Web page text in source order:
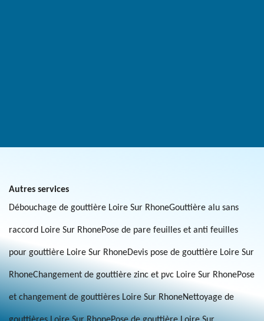
Autres services
Débouchage de gouttière Loire Sur RhoneGouttière alu sans
raccord Loire Sur RhonePose de pare feuilles et anti feuilles
pour gouttière Loire Sur RhoneDevis pose de gouttière Loire Sur
RhoneChangement de gouttière zinc et pvc Loire Sur RhonePose
et changement de gouttières Loire Sur RhoneNettoyage de